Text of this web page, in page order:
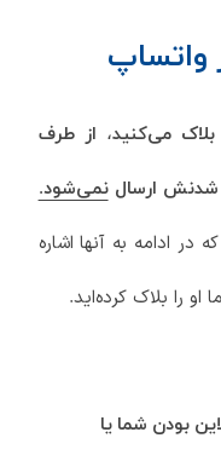
می‌کنید، از طرف
شدنش ارسال نمی‌شود.
ادامه به آنها اشاره
را بلاک کرده‌اید.
بودن شما یا